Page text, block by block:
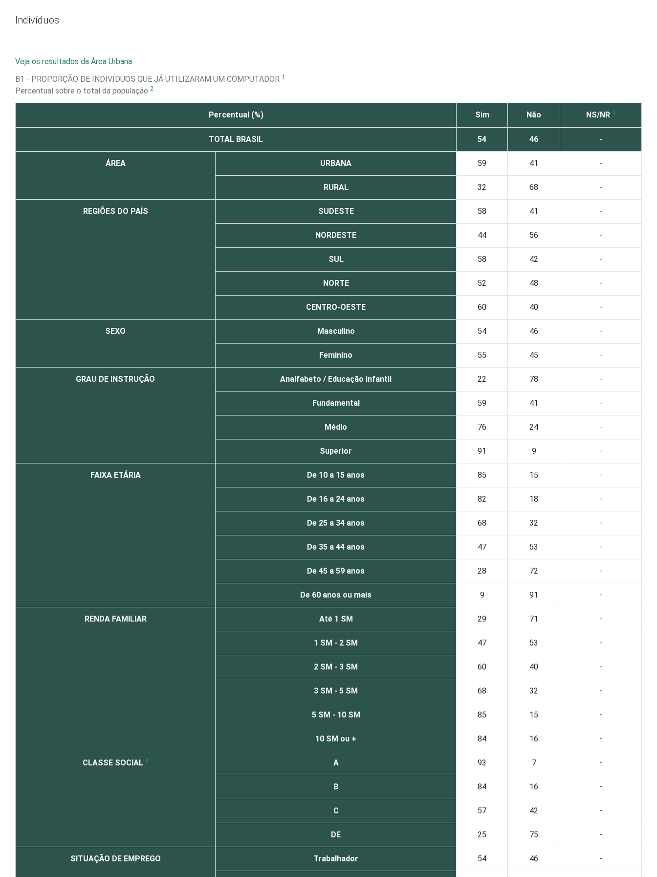
Indivíduos
Veja os resultados da Área Urbana
B1 - PROPORÇÃO DE INDIVÍDUOS QUE JÁ UTILIZARAM UM COMPUTADOR 1
Percentual sobre o total da população 2
Percentual (%) Sim Não NS/NR 3
TOTAL BRASIL 54 46 -
ÁREA URBANA 59 41 -
RURAL 32 68 -
REGIÕES DO PAÍS SUDESTE 58 41 -
NORDESTE 44 56 -
SUL 58 42 -
NORTE 52 48 -
CENTRO-OESTE 60 40 -
SEXO Masculino 54 46 -
Feminino 55 45 -
GRAU DE INSTRUÇÃO Analfabeto / Educação infantil 22 78 -
Fundamental 59 41 -
Médio 76 24 -
Superior 91 9 -
FAIXA ETÁRIA De 10 a 15 anos 85 15 -
De 16 a 24 anos 82 18 -
De 25 a 34 anos 68 32 -
De 35 a 44 anos 47 53 -
De 45 a 59 anos 28 72 -
De 60 anos ou mais 9 91 -
RENDA FAMILIAR Até 1 SM 29 71 -
1 SM - 2 SM 47 53 -
2 SM - 3 SM 60 40 -
3 SM - 5 SM 68 32 -
5 SM - 10 SM 85 15 -
10 SM ou + 84 16 -
CLASSE SOCIAL 4 A 93 7 -
B 84 16 -
C 57 42 -
DE 25 75 -
SITUAÇÃO DE EMPREGO Trabalhador 54 46 -